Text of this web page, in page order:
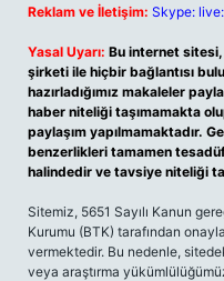
Reklam ve İletişim: Skype:
Yasal Uyarı: Bu internet
şirketi ile hiçbir bağlantısı
hazırladığımız makaleler
haber niteliği taşımamakta
paylaşım yapılmamaktadır.
benzerlikleri tamamen
halindedir ve tavsiye niteliği
Sitemiz, 5651 Sayılı Kanun
Kurumu (BTK) tarafından
vermektedir. Bu nedenle,
veya araştırma